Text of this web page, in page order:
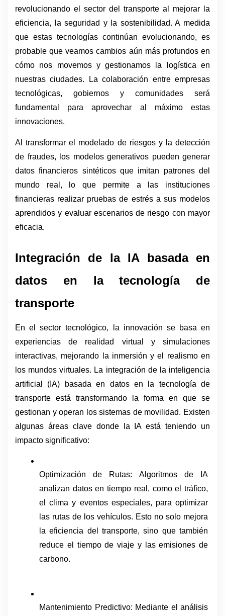
revolucionando el sector del transporte al mejorar la
eficiencia, la seguridad y la sostenibilidad. A medida
que estas tecnologías continúan evolucionando, es
probable que veamos cambios aún más profundos en
cómo nos movemos y gestionamos la logística en
nuestras ciudades. La colaboración entre empresas
tecnológicas, gobiernos y comunidades será
fundamental para aprovechar al máximo estas
innovaciones.
Al transformar el modelado de riesgos y la detección
de fraudes, los modelos generativos pueden generar
datos financieros sintéticos que imitan patrones del
mundo real, lo que permite a las instituciones
financieras realizar pruebas de estrés a sus modelos
aprendidos y evaluar escenarios de riesgo con mayor
eficacia.
Integración de la IA basada en
datos en la tecnología de
transporte
En el sector tecnológico, la innovación se basa en
experiencias de realidad virtual y simulaciones
interactivas, mejorando la inmersión y el realismo en
los mundos virtuales. La integración de la inteligencia
artificial (IA) basada en datos en la tecnología de
transporte está transformando la forma en que se
gestionan y operan los sistemas de movilidad. Existen
algunas áreas clave donde la IA está teniendo un
impacto significativo:
Optimización de Rutas: Algoritmos de IA
analizan datos en tiempo real, como el tráfico,
el clima y eventos especiales, para optimizar
las rutas de los vehículos. Esto no solo mejora
la eficiencia del transporte, sino que también
reduce el tiempo de viaje y las emisiones de
carbono.
Mantenimiento Predictivo: Mediante el análisis